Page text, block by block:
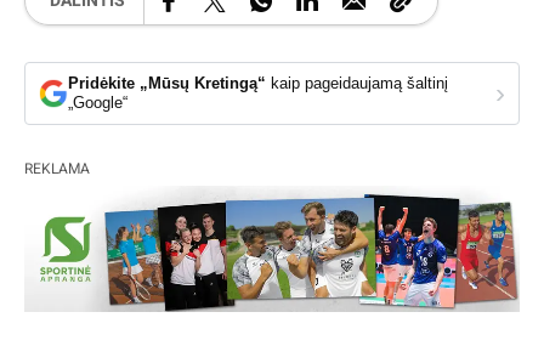
Pridėkite „Mūsų Kretingą“ kaip pageidaujamą šaltinį
„Google“
›
REKLAMA